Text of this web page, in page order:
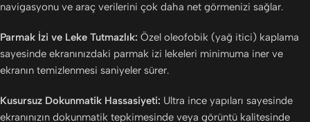
navigasyonu ve araç verilerini çok daha net görmenizi sağlar.
Parmak İzi ve Leke Tutmazlık: Özel oleofobik (yağ itici) kaplama
sayesinde ekranınızdaki parmak izi lekeleri minimuma iner ve
ekranın temizlenmesi saniyeler sürer.
Kusursuz Dokunmatik Hassasiyeti: Ultra ince yapıları sayesinde
ekranınızın dokunmatik tepkimesinde veya görüntü kalitesinde